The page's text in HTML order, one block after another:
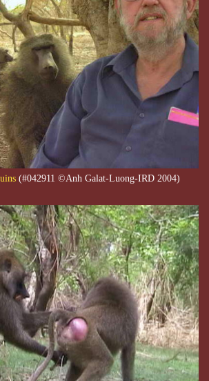
(#042911 ©Anh Galat-Luong-IRD 2004)